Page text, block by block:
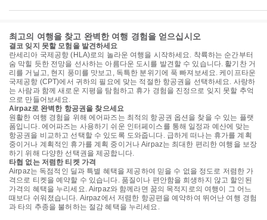
최고의 여행을 찾고 완벽한 여행 경험을 얻으십시오
결코 잊지 못할 모험을 발견하세요
란세리아 국제공항 (HLA)로의 놀라운 여행을 시작하세요. 착륙하는 순간부터
숨 막힐 듯한 전망을 선사하는 아름다운 도시를 발견할 수 있습니다. 활기찬 거
리를 거닐고, 현지 풍미를 맛보고, 독특한 분위기에 푹 빠져보세요. 케이프타운
국제공항 (CPT)에서 귀하의 필요에 맞는 적절한 항공권을 선택하세요. 사랑하
는 사람과 함께 새로운 지평을 탐험하고 휴가 경험을 진정으로 잊지 못할 추억
으로 만들어보세요.
Airpaz로 완벽한 항공권을 찾으세요
원활한 여행 경험을 위해 에어파즈는 최적의 항공권 옵션을 찾을 수 있는 플랫
폼입니다. 에어파즈는 사용하기 쉬운 인터페이스를 통해 일정과 예산에 맞는
항공권을 비교하고 선택할 수 있도록 도와줍니다. 급하게 떠나는 휴가를 계획
중이거나 계획적인 휴가를 계획 중이거나 Airpaz는 최대한 편리한 여행을 보장
하기 위해 다양한 선택권을 제공합니다.
타협 없는 저렴한 티켓 가격
Airpaz는 독점적인 딜과 특별 혜택을 제공하여 믿을 수 없을 정도로 저렴한 가
격으로 티켓을 예약할 수 있습니다. 품질이나 편안함을 희생하지 않고 할인된
가격의 혜택을 누리세요. Airpaz와 함께라면 꿈의 목적지로의 여행이 그 어느
때보다 쉬워졌습니다. Airpaz에서 저렴한 항공편을 예약하여 뛰어난 여행 경험
과 타의 추종을 불허하는 절감 혜택을 누리세요.